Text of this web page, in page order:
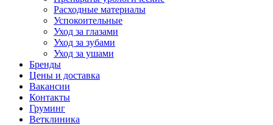
Расходные материалы
Успокоительные
Уход за глазами
Уход за зубами
Уход за ушами
Бренды
Цены и доставка
Вакансии
Контакты
Груминг
Ветклиника